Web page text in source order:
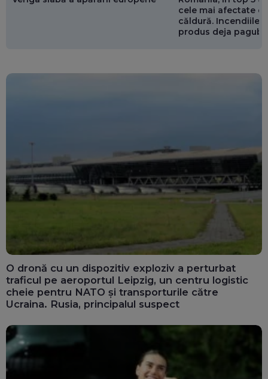
cele mai afectate
căldură. Incendiile
produs deja
O dronă cu un dispozitiv exploziv a perturbat
traficul pe aeroportul Leipzig, un centru logistic
cheie pentru NATO și transporturile către
Ucraina. Rusia, principalul suspect